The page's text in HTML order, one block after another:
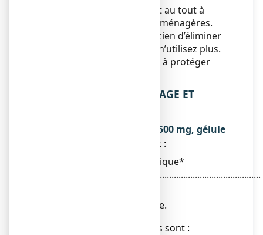
Ne jetez aucun médicament au tout à
l’égout ou avec les ordures ménagères.
Demandez à votre pharmacien d’éliminer
les médicaments que vous n’utilisez plus.
Ces mesures contribueront à protéger
6. CONTENU DE L’EMBALLAGE ET
Ce que contient STRUCTUM 500 mg, gélule
● La substance active est :
Chondroïtine sulfate sodique*
..........................................................................................
Pour 1 gélule.
● Les autres composants sont :